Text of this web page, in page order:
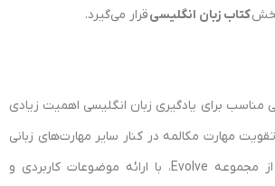
کتاب زبان انگلیسیقرار می‌گیرد.
مناسب برای یادگیری زبان انگلیسی اهمیت زیادی
مهارت مکالمه در کنار سایر مهارت‌های زبانی
باشد. کتاب Evolve 4 از مجموعه Evolve، با ارائه موضوعات کاربردی و